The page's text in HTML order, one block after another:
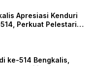
Apresiasi Kenduri
Perkuat Pelestarian
ke-514 Bengkalis,